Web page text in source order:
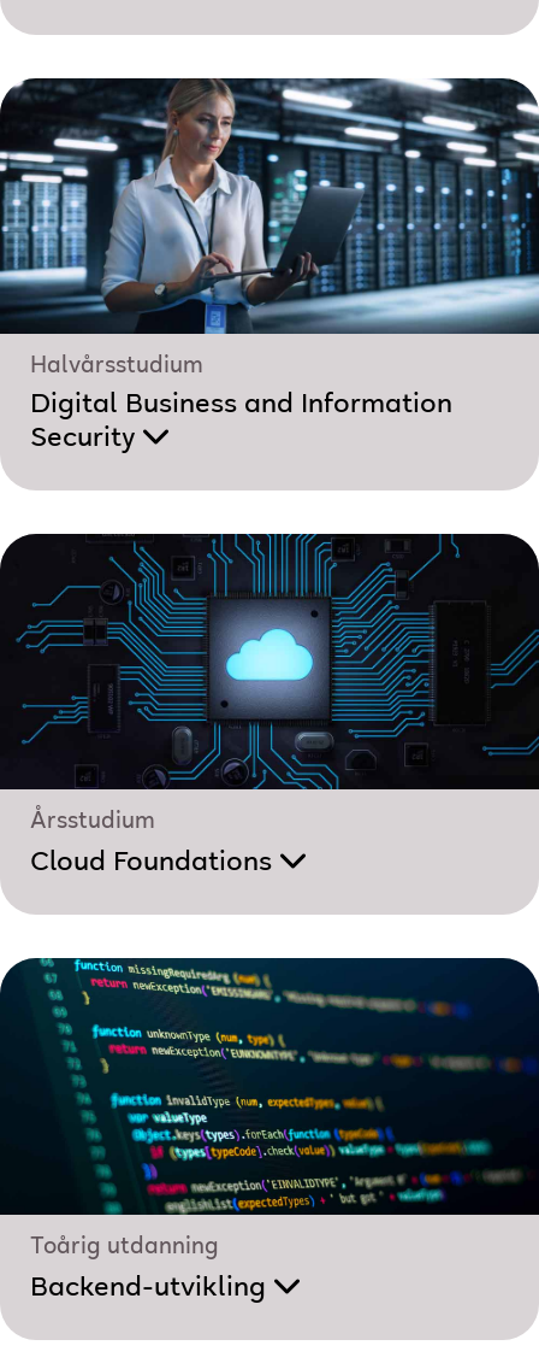
Halvårsstudium
Digital Business and Information
Security
Årsstudium
Cloud Foundations
Toårig utdanning
Backend-utvikling